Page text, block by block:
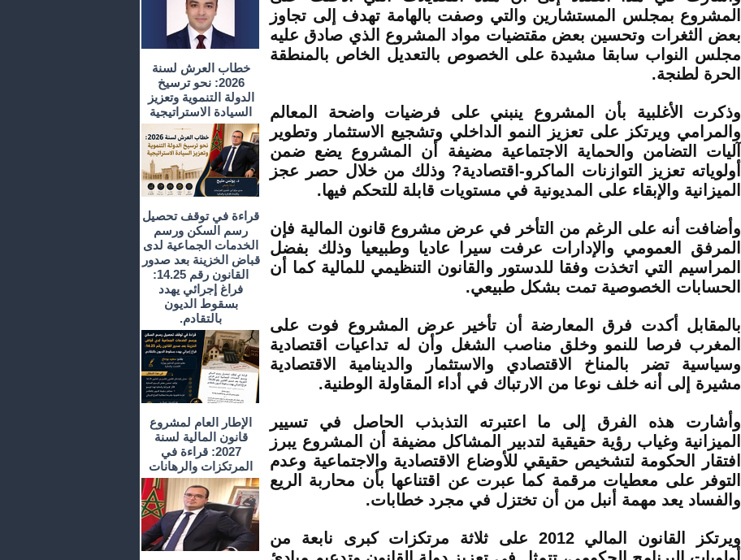
خطاب العرش لسنة
2026: نحو ترسيخ
الدولة التنموية وتعزيز
السيادة الاستراتيجية
قراءة في توقف تحصيل
رسم السكن ورسم
الخدمات الجماعية لدى
قباض الخزينة بعد صدور
القانون رقم 14.25:
فراغ إجرائي يهدد
بسقوط الديون
بالتقادم.
الإطار العام لمشروع
قانون المالية لسنة
2027: قراءة في
المرتكزات والرهانات
المشروع بمجلس المستشارين والتي وصفت بالهامة تهدف إلى تجاوز
بعض الثغرات وتحسين بعض مقتضيات مواد المشروع الذي صادق عليه
مجلس النواب سابقا مشيدة على الخصوص بالتعديل الخاص بالمنطقة
الحرة لطنجة.
وذكرت الأغلبية بأن المشروع ينبني على فرضيات واضحة المعالم
والمرامي ويرتكز على تعزيز النمو الداخلي وتشجيع الاستثمار وتطوير
آليات التضامن والحماية الاجتماعية مضيفة أن المشروع يضع ضمن
أولوياته تعزيز التوازنات الماكرو-اقتصادية? وذلك من خلال حصر عجز
الميزانية والإبقاء على المديونية في مستويات قابلة للتحكم فيها.
وأضافت أنه على الرغم من التأخر في عرض مشروع قانون المالية فإن
المرفق العمومي والإدارات عرفت سيرا عاديا وطبيعيا وذلك بفضل
المراسيم التي اتخذت وفقا للدستور والقانون التنظيمي للمالية كما أن
الحسابات الخصوصية تمت بشكل طبيعي.
بالمقابل أكدت فرق المعارضة أن تأخير عرض المشروع فوت على
المغرب فرصا للنمو وخلق مناصب الشغل وأن له تداعيات اقتصادية
وسياسية تضر بالمناخ الاقتصادي والاستثمار والدينامية الاقتصادية
مشيرة إلى أنه خلف نوعا من الارتباك في أداء المقاولة الوطنية.
وأشارت هذه الفرق إلى ما اعتبرته التذبذب الحاصل في تسيير
الميزانية وغياب رؤية حقيقية لتدبير المشاكل مضيفة أن المشروع يبرز
افتقار الحكومة لتشخيص حقيقي للأوضاع الاقتصادية والاجتماعية وعدم
التوفر على معطيات مرقمة كما عبرت عن اقتناعها بأن محاربة الريع
والفساد يعد مهمة أنبل من أن تختزل في مجرد خطابات.
ويرتكز القانون المالي 2012 على ثلاثة مرتكزات كبرى نابعة من